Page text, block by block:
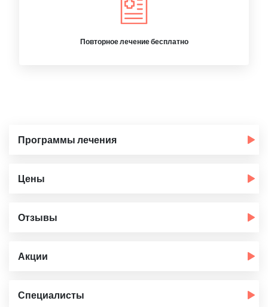
Повторное лечение бесплатно
Программы лечения
Цены
Отзывы
Акции
Специалисты